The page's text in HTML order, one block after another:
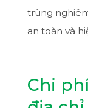
trùng
an toàn và
Chi